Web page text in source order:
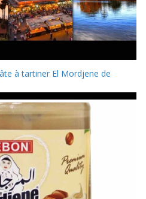
à tartiner El Mordjene de